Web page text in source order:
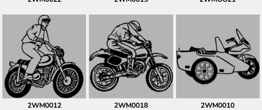
2WM0012 2WM0018 2WM0010